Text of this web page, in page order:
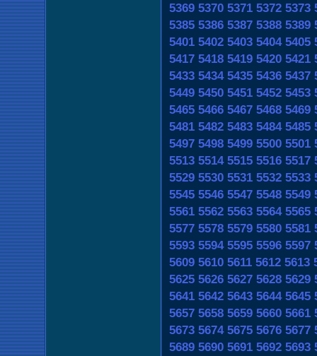
5369 5370 5371 5372 5373
5385 5386 5387 5388 5389
5401 5402 5403 5404 5405
5417 5418 5419 5420 5421
5433 5434 5435 5436 5437
5449 5450 5451 5452 5453
5465 5466 5467 5468 5469
5481 5482 5483 5484 5485
5497 5498 5499 5500 5501
5513 5514 5515 5516 5517
5529 5530 5531 5532 5533
5545 5546 5547 5548 5549
5561 5562 5563 5564 5565
5577 5578 5579 5580 5581
5593 5594 5595 5596 5597
5609 5610 5611 5612 5613
5625 5626 5627 5628 5629
5641 5642 5643 5644 5645
5657 5658 5659 5660 5661
5673 5674 5675 5676 5677
5689 5690 5691 5692 5693